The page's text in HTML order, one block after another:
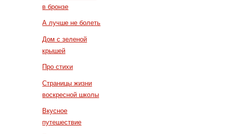
в бронзе
А лучше не болеть
Дом с зеленой
крышей
Про стихи
Страницы жизни
воскресной школы
Вкусное
путешествие